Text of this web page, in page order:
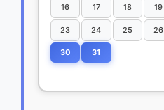
16 17 18 19
23 24 25 26
30 31